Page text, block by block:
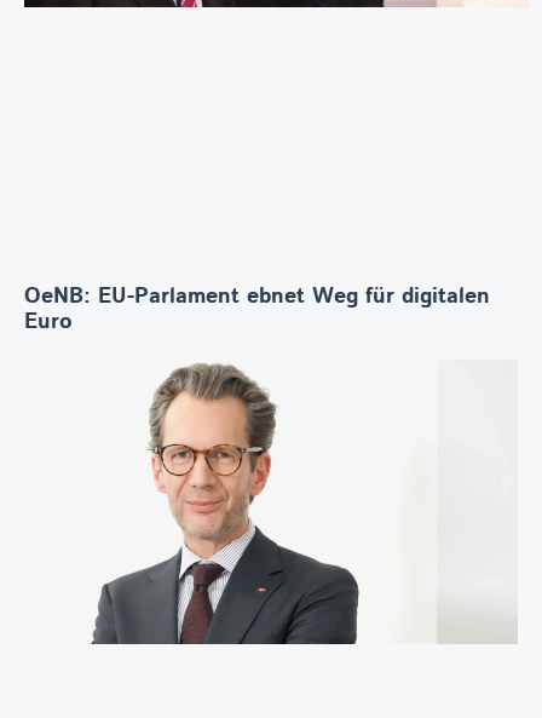
OeNB: EU-Parlament ebnet Weg für digitalen
Euro